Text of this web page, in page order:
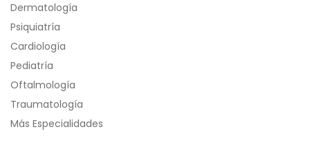
Dermatología
Psiquiatría
Cardiología
Pediatría
Oftalmología
Traumatología
Más Especialidades